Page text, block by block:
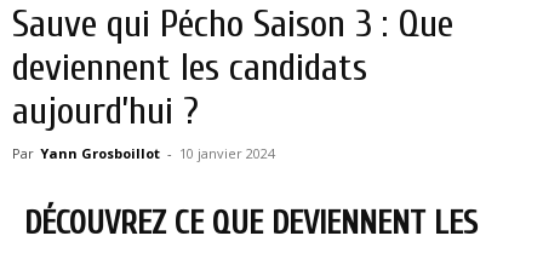
Sauve qui Pécho Saison 3 : Que
deviennent les candidats
aujourd’hui ?
Par Yann Grosboillot - 10 janvier 2024
DÉCOUVREZ CE QUE DEVIENNENT LES